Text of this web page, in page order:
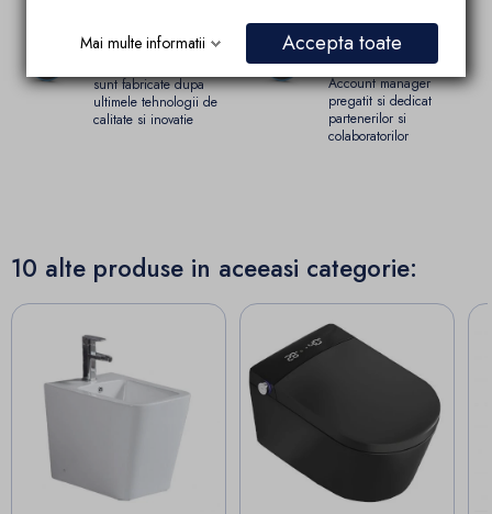
Garantia calitatii
sunt fabricate dupa
ultimele tehnologii de
calitate si inovatie
Parteneriate de
succes
Account manager
pregatit si dedicat
partenerilor si
colaboratorilor
10 alte produse in aceeasi categorie:
Mai multe informatii Accepta toate